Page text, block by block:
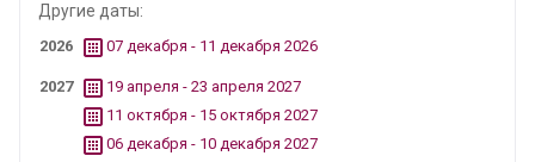
Другие даты:
2026 07 декабря - 11 декабря 2026
2027
19 апреля - 23 апреля 2027
11 октября - 15 октября 2027
06 декабря - 10 декабря 2027